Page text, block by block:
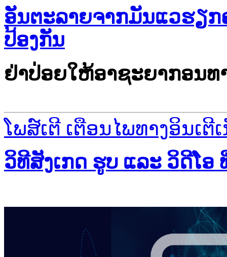
ອັນຕະລາຍຈາກມັນແວຮຽກ
ປ້ອງກັນ
ຢ່າປ່ອຍໃຫ້ອາຊະຍາກອນທ
ໂພສ໌ເຕີ ເຕືອນໄພທາງອິນເຕີ
ວິທີສັງເກດ ຮູບ ແລະ ວິດີໂອ